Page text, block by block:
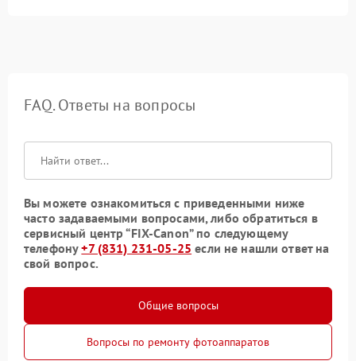
FAQ. Ответы на вопросы
Вы можете ознакомиться с приведенными ниже
часто задаваемыми вопросами, либо обратиться в
сервисный центр “FIX-Canon” по следующему
телефону+7 (831) 231-05-25 если не нашли ответ на
свой вопрос.
Общие вопросы
Вопросы по ремонту фотоаппаратов